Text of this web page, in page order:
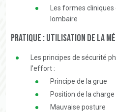
Les formes cliniques
lombaire
PRATIQUE : utilisation de la
Les principes de sécurité
l’effort :
Principe de la grue
Position de la charge
Mauvaise posture